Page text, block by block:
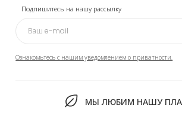
Подпишитесь на нашу рассылку
Ознакомьтесь с нашим уведомлением о приватности.
МЫ ЛЮБИМ НАШУ